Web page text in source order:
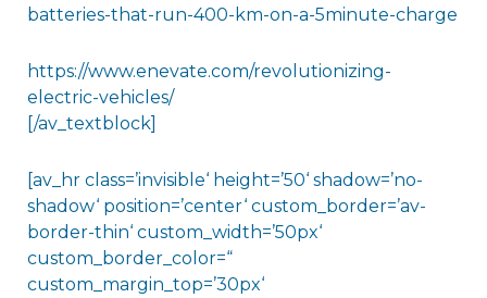
batteries-that-run-400-km-on-a-5minute-charge
https://www.enevate.com/revolutionizing-
electric-vehicles/
[/av_textblock]
[av_hr class=’invisible‘ height=’50‘ shadow=’no-
shadow‘ position=’center‘ custom_border=’av-
border-thin‘ custom_width=’50px‘
custom_border_color=“
custom_margin_top=’30px‘